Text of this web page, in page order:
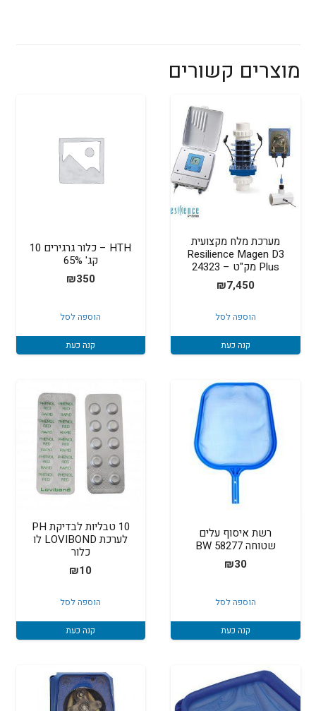
מוצרים קשורים
מערכת מלח מקצועית
Resilience Magen D3
Plus מק"ט – 24323
₪7,450
הוספה לסל
קנה כעת
HTH – כלור גרגירים 10
קג' 65%
₪350
הוספה לסל
קנה כעת
רשת איסוף עלים
שטוחה BW 58277
₪30
הוספה לסל
קנה כעת
10 טבליות לבדיקת PH
לערכת LOVIBOND לו
כלור
₪10
הוספה לסל
קנה כעת